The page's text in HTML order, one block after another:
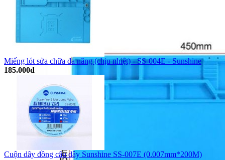
Miếng lót sửa chữa đa năng (chịu nhiệt) - SS-004E - Sunshine
185.000đ
Cuộn dây đồng câu dây Sunshine SS-007E (0.007mm*200M)